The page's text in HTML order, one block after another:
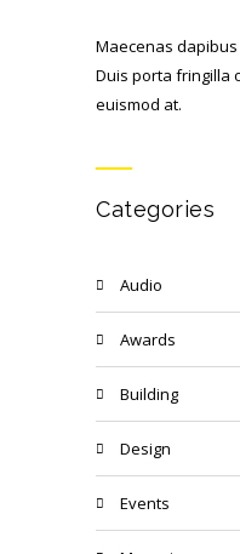
Maecenas
Duis porta fringilla
euismod at.
Categories
Audio
Awards
Building
Design
Events